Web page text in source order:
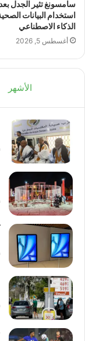
سامسونغ تثير الجدل
استخدام البيانات
الذكاء الاصطناعي
أغسطس 5, 2026
الأشهر